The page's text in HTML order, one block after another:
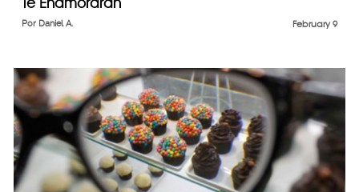
February 9
Por Daniel A.